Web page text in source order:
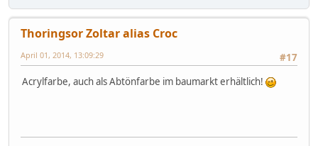
Thoringsor Zoltar alias Croc
#17
April 01, 2014, 13:09:29
Acrylfarbe, auch als Abtönfarbe im baumarkt erhältlich!